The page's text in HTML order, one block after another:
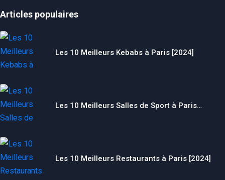
Articles populaires
Les 10 Meilleurs Kebabs à Paris [2024]
Les 10 Meilleurs Salles de Sport à Paris…
Les 10 Meilleurs Restaurants à Paris [2024]